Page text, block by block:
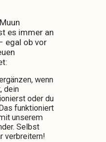
es immer an
egal ob vor
wenn
dein
oder du
funktioniert
unserem
Selbst
verbreitern!